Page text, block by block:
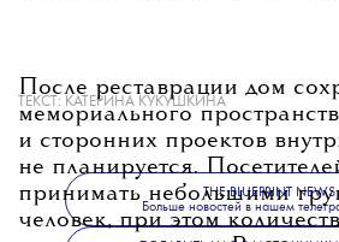
После реставрации дом
мемориального
и сторонних проектов
не планируется.
принимать небольшими
человек, при этом
ТЕКСТ: КАТЕРИНА КУКУШКИНА
THE BLUEPRINT NEWS
Больше новостей в нашем